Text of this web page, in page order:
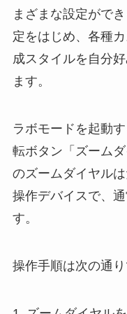
まざまな設定がで
定をはじめ、各種
成スタイルを自分
ます。
ラボモードを起動
転ボタン「ズーム
のズームダイヤル
操作デバイスで、
す。
操作手順は次の通り